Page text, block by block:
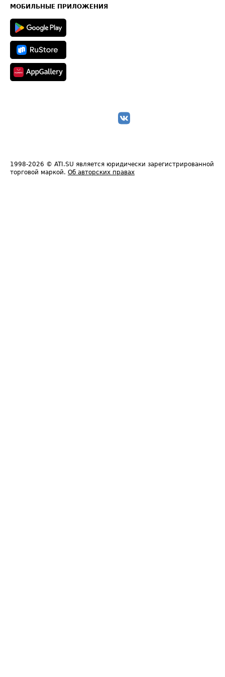
Техническая информация
МОБИЛЬНЫЕ ПРИЛОЖЕНИЯ
1998-2026 © ATI.SU является юридически зарегистрированной
торговой маркой. Об авторских правах